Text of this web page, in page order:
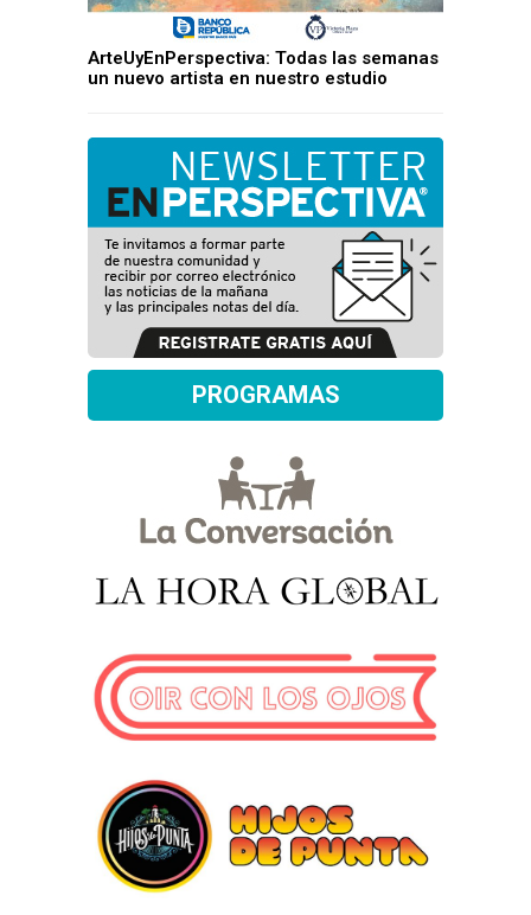
ArteUyEnPerspectiva: Todas las semanas
un nuevo artista en nuestro estudio
PROGRAMAS